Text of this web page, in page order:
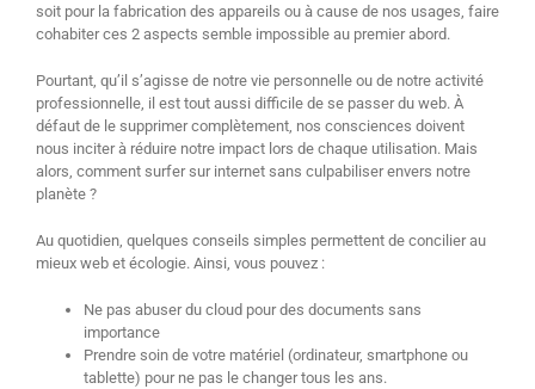
soit pour la fabrication des appareils ou à cause de nos usages, faire
cohabiter ces 2 aspects semble impossible au premier abord.
Pourtant, qu’il s’agisse de notre vie personnelle ou de notre activité
professionnelle, il est tout aussi difficile de se passer du web. À
défaut de le supprimer complètement, nos consciences doivent
nous inciter à réduire notre impact lors de chaque utilisation. Mais
alors, comment surfer sur internet sans culpabiliser envers notre
planète ?
Au quotidien, quelques conseils simples permettent de concilier au
mieux web et écologie. Ainsi, vous pouvez :
Ne pas abuser du cloud pour des documents sans
importance
Prendre soin de votre matériel (ordinateur, smartphone ou
tablette) pour ne pas le changer tous les ans.